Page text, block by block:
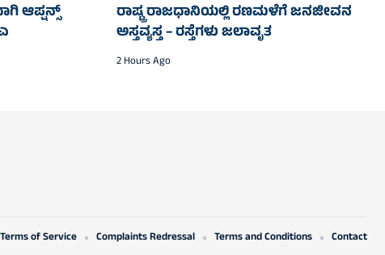
ಆಪ್ಷನ್ಸ್
ರಾಷ್ಟ್ರ ರಾಜಧಾನಿಯಲ್ಲಿ ರಣಮಳೆಗೆ ಜನಜೀವನ
ಅಸ್ತವ್ಯಸ್ತ – ರಸ್ತೆಗಳು ಜಲಾವೃತ
2 Hours Ago
Terms of Service Complaints Redressal Terms and Conditions Contact